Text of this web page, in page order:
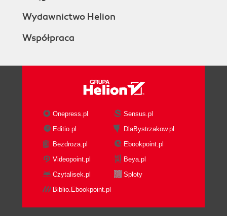
Wydawnictwo Helion
Współpraca
Onepress.pl
Sensus.pl
Editio.pl
DlaBystrzakow.pl
Bezdroza.pl
Ebookpoint.pl
Videopoint.pl
Beya.pl
Czytalisek.pl
Sploty
Biblio.Ebookpoint.pl